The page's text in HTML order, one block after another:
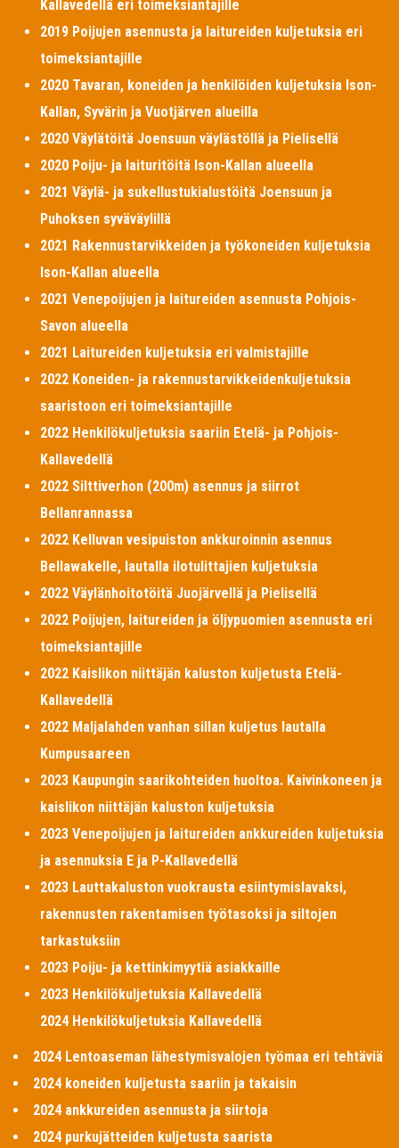
Kallavedellä eri toimeksiantajille
2019 Poijujen asennusta ja laitureiden kuljetuksia eri
toimeksiantajille
2020 Tavaran, koneiden ja henkilöiden kuljetuksia Ison-
Kallan, Syvärin ja Vuotjärven alueilla
2020 Väylätöitä Joensuun väylästöllä ja Pielisellä
2020 Poiju- ja laituritöitä Ison-Kallan alueella
2021 Väylä- ja sukellustukialustöitä Joensuun ja
Puhoksen syväväylillä
2021 Rakennustarvikkeiden ja työkoneiden kuljetuksia
Ison-Kallan alueella
2021 Venepoijujen ja laitureiden asennusta Pohjois-
Savon alueella
2021 Laitureiden kuljetuksia eri valmistajille
2022 Koneiden- ja rakennustarvikkeidenkuljetuksia
saaristoon eri toimeksiantajille
2022 Henkilökuljetuksia saariin Etelä- ja Pohjois-
Kallavedellä
2022 Silttiverhon (200m) asennus ja siirrot
Bellanrannassa
2022 Kelluvan vesipuiston ankkuroinnin asennus
Bellawakelle, lautalla ilotulittajien kuljetuksia
2022 Väylänhoitotöitä Juojärvellä ja Pielisellä
2022 Poijujen, laitureiden ja öljypuomien asennusta eri
toimeksiantajille
2022 Kaislikon niittäjän kaluston kuljetusta Etelä-
Kallavedellä
2022 Maljalahden vanhan sillan kuljetus lautalla
Kumpusaareen
2023 Kaupungin saarikohteiden huoltoa. Kaivinkoneen ja
kaislikon niittäjän kaluston kuljetuksia
2023 Venepoijujen ja laitureiden ankkureiden kuljetuksia
ja asennuksia E ja P-Kallavedellä
2023 Lauttakaluston vuokrausta esiintymislavaksi,
rakennusten rakentamisen työtasoksi ja siltojen
tarkastuksiin
2023 Poiju- ja kettinkimyytiä asiakkaille
2023 Henkilökuljetuksia Kallavedellä
2024 Henkilökuljetuksia Kallavedellä
2024 Lentoaseman lähestymisvalojen työmaa eri tehtäviä
2024 koneiden kuljetusta saariin ja takaisin
2024 ankkureiden asennusta ja siirtoja
2024 purkujätteiden kuljetusta saarista